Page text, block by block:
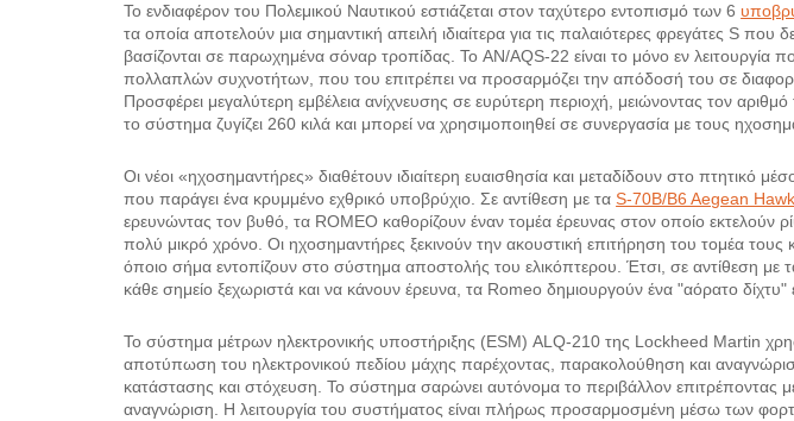
Το ενδιαφέρον του Πολεμικού Ναυτικού εστιάζεται στον ταχύτερο εντοπισμό των 6
τα οποία αποτελούν μια σημαντική απειλή ιδιαίτερα για τις παλαιότερες φρεγάτες S
βασίζονται σε παρωχημένα σόναρ τροπίδας. Το AN/AQS-22 είναι το μόνο εν λειτουργία
πολλαπλών συχνοτήτων, που του επιτρέπει να προσαρμόζει την απόδοσή του σε
Προσφέρει μεγαλύτερη εμβέλεια ανίχνευσης σε ευρύτερη περιοχή, μειώνοντας τον
το σύστημα ζυγίζει 260 κιλά και μπορεί να χρησιμοποιηθεί σε συνεργασία με τους
Οι νέοι «ηχοσημαντήρες» διαθέτουν ιδιαίτερη ευαισθησία και μεταδίδουν στο πτητικό
που παράγει ένα κρυμμένο εχθρικό υποβρύχιο. Σε αντίθεση με ταS-70B/B6 Aegean Hawk
ερευνώντας τον βυθό, τα ROMEO καθορίζουν έναν τομέα έρευνας στον οποίο εκτελούν
πολύ μικρό χρόνο. Οι ηχοσημαντήρες ξεκινούν την ακουστική επιτήρηση του τομέα τους
όποιο σήμα εντοπίζουν στο σύστημα αποστολής του ελικόπτερου. Έτσι, σε αντίθεση με
κάθε σημείο ξεχωριστά και να κάνουν έρευνα, τα Romeo δημιουργούν ένα "αόρατο
Το σύστημα μέτρων ηλεκτρονικής υποστήριξης (ESM) ALQ-210 της Lockheed Martin
αποτύπωση του ηλεκτρονικού πεδίου μάχης παρέχοντας, παρακολούθηση και
κατάστασης και στόχευση. Το σύστημα σαρώνει αυτόνομα το περιβάλλον επιτρέποντας
αναγνώριση. Η λειτουργία του συστήματος είναι πλήρως προσαρμοσμένη μέσω των